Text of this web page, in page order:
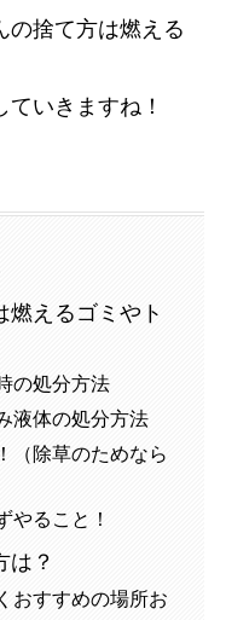
の捨て方は燃える
いきますね！
燃えるゴミやト
の処分方法
液体の処分方法
（除草のためなら
やること！
は？
おすすめの場所お